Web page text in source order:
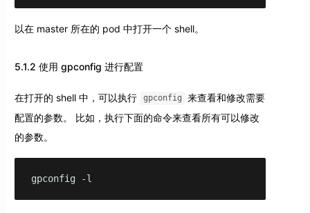
以在 master 所在的 pod 中打开一个 shell。
5.1.2 使用 gpconfig 进行配置
在打开的 shell 中，可以执行 gpconfig
来查看和修改需要
配置的参数。 比如，执行下面的命令来查看所有可以修改
的参数。
gpconfig -l